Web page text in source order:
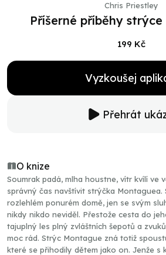
Chris Priestley
Příšerné příběhy
199 Kč
Vyzkoušej
Přehrát
O knize
Soumrak padá, mlha houstne, vítr kvílí ve
správný čas navštívit strýčka Montaguea.
rozlehlém ponurém domě, jen se svým
nikdy nikdo neviděl. Přestože cesta do
tajuplný les plný zvláštních šepotů a
moc rád. Strýc Montague zná totiž
které se přihodily dětem jako on. Jenže s